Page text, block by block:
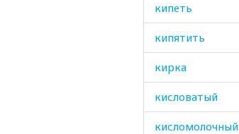
кипеть
кипятить
кирка
кисловатый
кисломолочный